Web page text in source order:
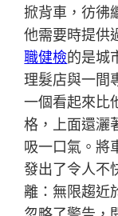
掀背車，彷彿
他需要時提供
職健檢的是城
理髮店與一間
一個看起來比
格，上面還灑
吸一口氣。將
發出了令人不
離：無限趨近